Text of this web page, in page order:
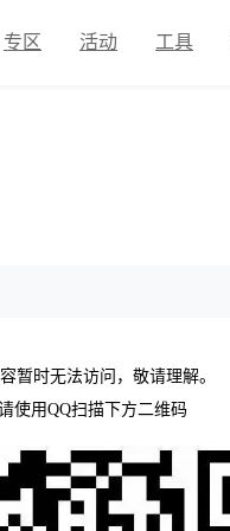
专区 活动 工具
暂时无法访问，敬请理解。
使用QQ扫描下方二维码